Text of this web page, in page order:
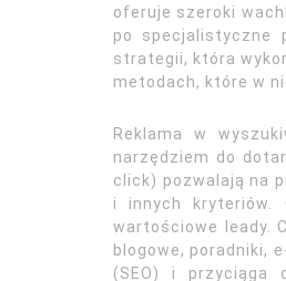
oferuje szeroki
po specjalistyczne
strategii, która
metodach, które w
Reklama w
narzędziem do
click) pozwalają na
i innych kryteriów.
wartościowe leady.
blogowe, poradniki,
(SEO) i przyciąga